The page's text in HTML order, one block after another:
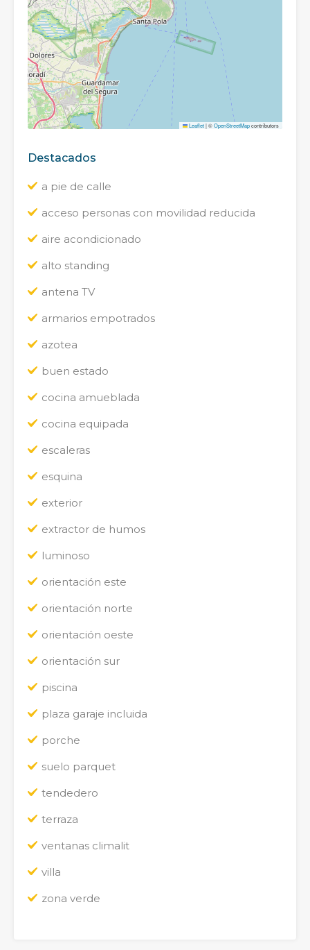
Leaflet|©OpenStreetMapcontributors
Destacados
a pie de calle
acceso personas con movilidad reducida
aire acondicionado
alto standing
antena TV
armarios empotrados
azotea
buen estado
cocina amueblada
cocina equipada
escaleras
esquina
exterior
extractor de humos
luminoso
orientación este
orientación norte
orientación oeste
orientación sur
piscina
plaza garaje incluida
porche
suelo parquet
tendedero
terraza
ventanas climalit
villa
zona verde